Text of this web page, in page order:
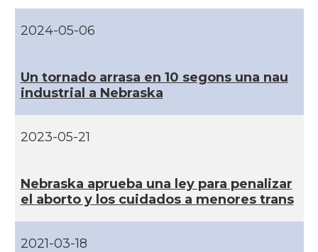
CAMON
CAMON Catalans a Houston - Texas
2024-05-06
Un tornado arrasa en 10 segons una nau
industrial a Nebraska
2023-05-21
Nebraska aprueba una ley para penalizar
el aborto y los cuidados a menores trans
2021-03-18